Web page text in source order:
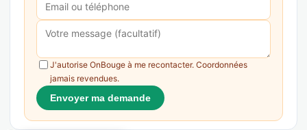
J'autorise OnBouge à me recontacter. Coordonnées
jamais revendues.
Envoyer ma demande